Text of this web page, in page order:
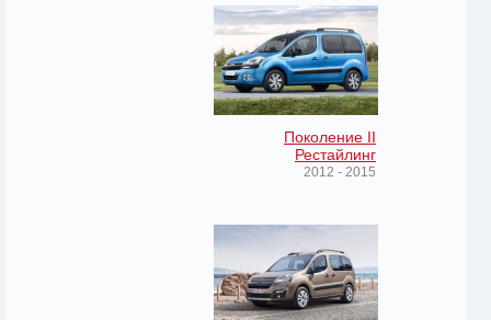
Поколение II
Рестайлинг
2012 - 2015